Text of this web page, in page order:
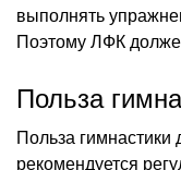
выполнять
Поэтому ЛФК
Польза
Польза гимнастики
рекомендуется